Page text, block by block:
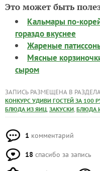
Это может быть
Кальмары по-
гораздо вкуснее
Жареные
Мясные
сыром
ЗАПИСЬ РАЗМЕЩЕНА В
КОНКУРС УДИВИ ГОСТЕЙ ЗА 100
БЛЮДА ИЗ ЯИЦ, ЗАКУСКИ, БЛЮДА
1 комментарий
18 спасибо за запись